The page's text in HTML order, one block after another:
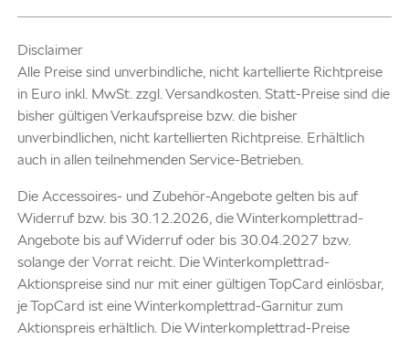
Disclaimer
Alle Preise sind unverbindliche, nicht kartellierte Richtpreise
in Euro inkl. MwSt. zzgl. Versandkosten. Statt-Preise sind die
bisher gültigen Verkaufspreise bzw. die bisher
unverbindlichen, nicht kartellierten Richtpreise. Erhältlich
auch in allen teilnehmenden Service-Betrieben.
Die Accessoires- und Zubehör-Angebote gelten bis auf
Widerruf bzw. bis 30.12.2026, die Winterkomplettrad-
Angebote bis auf Widerruf oder bis 30.04.2027 bzw.
solange der Vorrat reicht. Die Winterkomplettrad-
Aktionspreise sind nur mit einer gültigen TopCard einlösbar,
je TopCard ist eine Winterkomplettrad-Garnitur zum
Aktionspreis erhältlich. Die Winterkomplettrad-Preise